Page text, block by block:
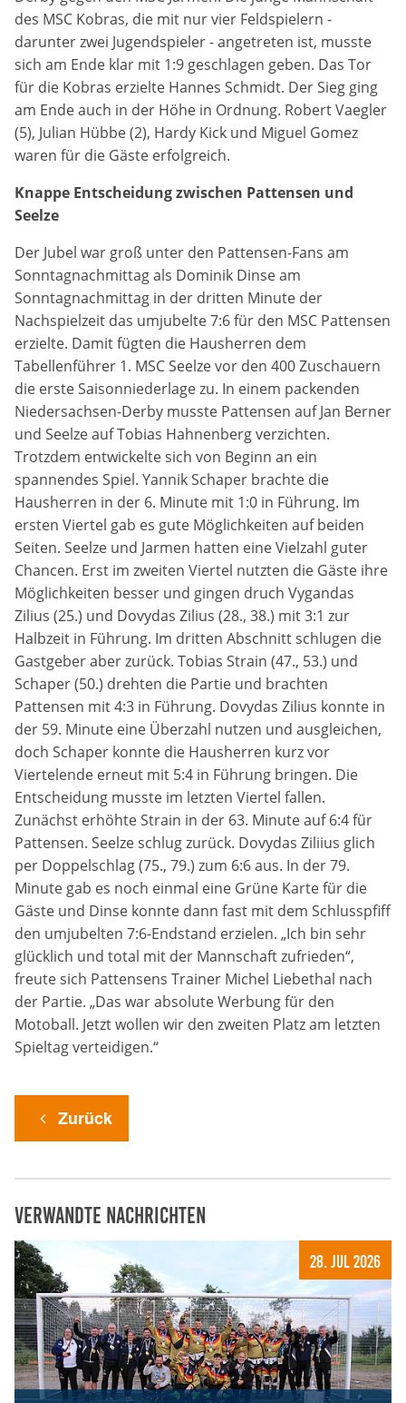
des MSC Kobras, die mit nur vier Feldspielern -
darunter zwei Jugendspieler - angetreten ist, musste
sich am Ende klar mit 1:9 geschlagen geben. Das Tor
für die Kobras erzielte Hannes Schmidt. Der Sieg ging
am Ende auch in der Höhe in Ordnung. Robert Vaegler
(5), Julian Hübbe (2), Hardy Kick und Miguel Gomez
waren für die Gäste erfolgreich.
Knappe Entscheidung zwischen Pattensen und
Seelze
Der Jubel war groß unter den Pattensen-Fans am
Sonntagnachmittag als Dominik Dinse am
Sonntagnachmittag in der dritten Minute der
Nachspielzeit das umjubelte 7:6 für den MSC Pattensen
erzielte. Damit fügten die Hausherren dem
Tabellenführer 1. MSC Seelze vor den 400 Zuschauern
die erste Saisonniederlage zu. In einem packenden
Niedersachsen-Derby musste Pattensen auf Jan Berner
und Seelze auf Tobias Hahnenberg verzichten.
Trotzdem entwickelte sich von Beginn an ein
spannendes Spiel. Yannik Schaper brachte die
Hausherren in der 6. Minute mit 1:0 in Führung. Im
ersten Viertel gab es gute Möglichkeiten auf beiden
Seiten. Seelze und Jarmen hatten eine Vielzahl guter
Chancen. Erst im zweiten Viertel nutzten die Gäste ihre
Möglichkeiten besser und gingen druch Vygandas
Zilius (25.) und Dovydas Zilius (28., 38.) mit 3:1 zur
Halbzeit in Führung. Im dritten Abschnitt schlugen die
Gastgeber aber zurück. Tobias Strain (47., 53.) und
Schaper (50.) drehten die Partie und brachten
Pattensen mit 4:3 in Führung. Dovydas Zilius konnte in
der 59. Minute eine Überzahl nutzen und ausgleichen,
doch Schaper konnte die Hausherren kurz vor
Viertelende erneut mit 5:4 in Führung bringen. Die
Entscheidung musste im letzten Viertel fallen.
Zunächst erhöhte Strain in der 63. Minute auf 6:4 für
Pattensen. Seelze schlug zurück. Dovydas Ziliius glich
per Doppelschlag (75., 79.) zum 6:6 aus. In der 79.
Minute gab es noch einmal eine Grüne Karte für die
Gäste und Dinse konnte dann fast mit dem Schlusspfiff
den umjubelten 7:6-Endstand erzielen. „Ich bin sehr
glücklich und total mit der Mannschaft zufrieden“,
freute sich Pattensens Trainer Michel Liebethal nach
der Partie. „Das war absolute Werbung für den
Motoball. Jetzt wollen wir den zweiten Platz am letzten
Spieltag verteidigen.“
Zurück
Verwandte Nachrichten
28. Jul 2026